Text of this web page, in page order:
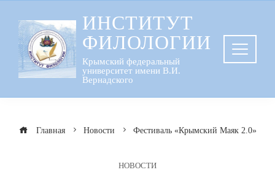
содержанию
ИНСТИТУТ
ФИЛОЛОГИИ
Крымский федеральный
университет имени В.И.
Вернадского
Главная Новости Фестиваль «Крымский Маяк 2.0»
НОВОСТИ